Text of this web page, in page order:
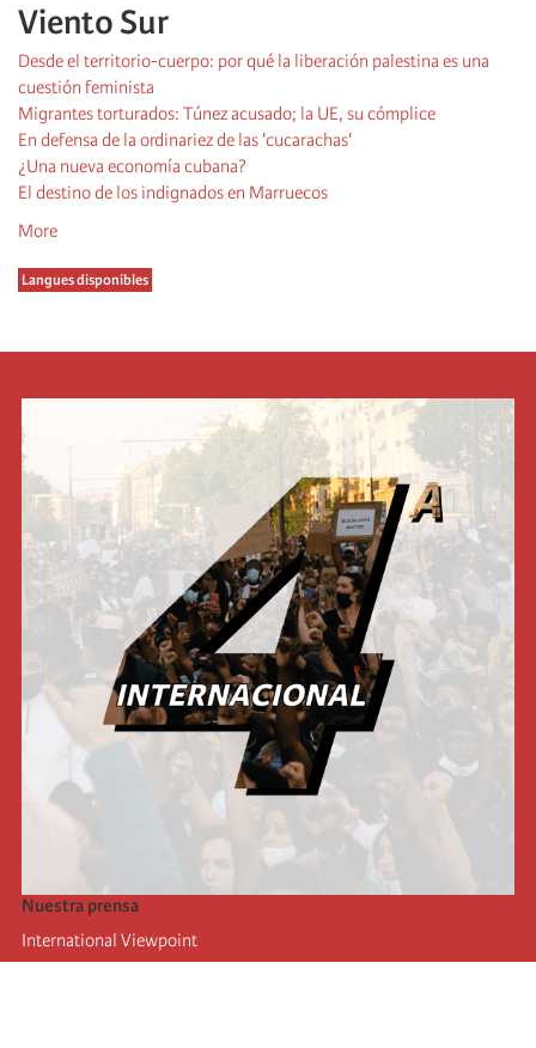
Viento Sur
Desde el territorio-cuerpo: por qué la liberación palestina es una
cuestión feminista
Migrantes torturados: Túnez acusado; la UE, su cómplice
En defensa de la ordinariez de las 'cucarachas'
¿Una nueva economía cubana?
El destino de los indignados en Marruecos
More
Langues disponibles
Nuestra prensa
International Viewpoint